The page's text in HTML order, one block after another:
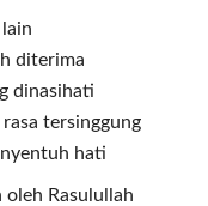
diterima
dinasihati
tersinggung
hati
Rasulullah